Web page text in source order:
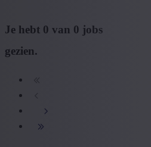
+ Toon meer - Toon minder
Type contract
+ Toon meer
Ervaringsniveau
Je hebt 0 van 0 jobs
gezien.